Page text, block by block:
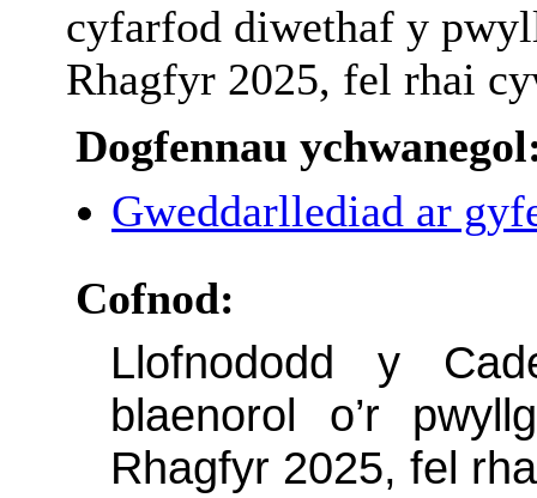
cyfarfod diwethaf y
Rhagfyr 2025, fel rhai
Dogfennau
Gweddarllediad ar
Cofnod:
Llofnododd y
blaenorol o’r
Rhagfyr 2025, fel